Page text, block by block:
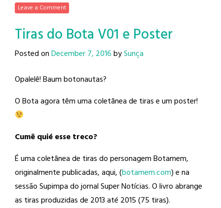
Leave a Comment
Tiras do Bota V01 e Poster
Posted onDecember 7, 2016bySunça
Opalelê! Baum botonautas?
O Bota agora têm uma coletânea de tiras e um poster!
Cumê quié esse treco?
É uma coletânea de tiras do personagem Botamem,
originalmente publicadas, aqui, (botamem.com) e na
sessão Supimpa do jornal Super Notícias. O livro abrange
as tiras produzidas de 2013 até 2015 (75 tiras).